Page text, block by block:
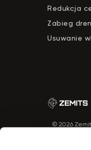
Redukcja
Zabieg
Usuwanie
© 2026